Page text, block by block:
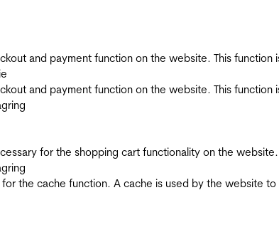
and payment function on the website. This
and payment function on the website. This
for the shopping cart functionality on the website.
for the cache function. A cache is used by the website